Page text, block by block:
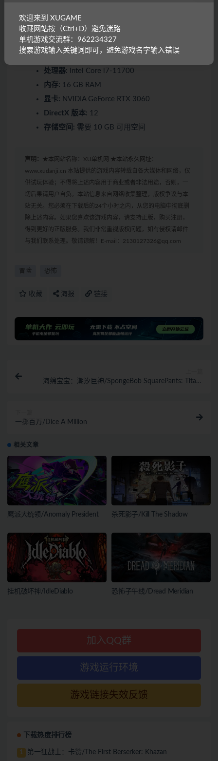
推荐配置:
处理器: Intel Core i7-11700
内存: 16 GB RAM
显卡: NVIDIA GeForce RTX 3060
DirectX 版本: 12
存储空间: 需要 10 GB 可用空间
声明： ★本网站名称：XU单机网 ★本站永久网址：
www.xudanji.cn 本站提供的游戏内容转载自各大媒体和网络，仅
供试玩体验；不得将上述内容用于商业或者非法用途，否则，一
切后果请用户自负。本站信息来自网络收集整理，版权争议与本
站无关。您必须在下载后的24个小时之内，从您的电脑中彻底删
除上述内容。如果您喜欢该游戏内容，请支持正版，购买注册，
得到更好的正版服务。我们非常重视版权问题，如有侵权请邮件
与我们联系处理。敬请谅解！E-mail：2130127326@qq.com
冒险 恐怖
收藏 海报 链接
海绵宝宝：潮汐巨神/SpongeBob SquarePants: Titans
一掷百万/Dice A Million
相关文章
鹰派大统领/Anomaly President 杀死影子/Kill The Shadow
挂机破坏神/IdleDiablo 恐怖子午线/Dread Meridian
加入QQ群
游戏运行环境
游戏链接失效反馈
下载热度排行榜
1 第一狂战士：卡赞/The First Berserker: Khazan
欢迎来到 XUGAME
收藏网站按（Ctrl+D）避免迷路
单机游戏交流群：962234327
搜索游戏输入关键词即可，避免游戏名字输入错误